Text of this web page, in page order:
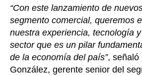
“Con este lanzamiento de
segmento comercial, queremos
nuestra experiencia, tecnología
sector que es un pilar
de la economía del país”, señaló
González, gerente senior del